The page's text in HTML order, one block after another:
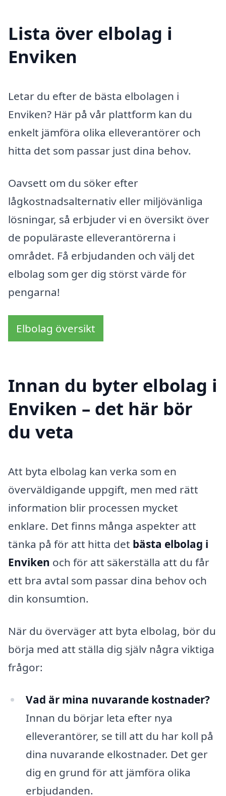
Lista över elbolag i
Enviken
Letar du efter de bästa elbolagen i
Enviken? Här på vår plattform kan du
enkelt jämföra olika elleverantörer och
hitta det som passar just dina behov.
Oavsett om du söker efter
lågkostnadsalternativ eller miljövänliga
lösningar, så erbjuder vi en översikt över
de populäraste elleverantörerna i
området. Få erbjudanden och välj det
elbolag som ger dig störst värde för
pengarna!
Elbolag översikt
Innan du byter elbolag i
Enviken – det här bör
du veta
Att byta elbolag kan verka som en
överväldigande uppgift, men med rätt
information blir processen mycket
enklare. Det finns många aspekter att
tänka på för att hitta det bästa elbolag i
Enviken och för att säkerställa att du får
ett bra avtal som passar dina behov och
din konsumtion.
När du överväger att byta elbolag, bör du
börja med att ställa dig själv några viktiga
frågor:
Vad är mina nuvarande kostnader?
Innan du börjar leta efter nya
elleverantörer, se till att du har koll på
dina nuvarande elkostnader. Det ger
dig en grund för att jämföra olika
erbjudanden.